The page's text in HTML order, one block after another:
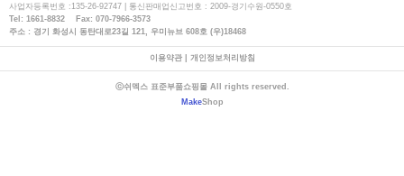
사업자등록번호 :135-26-92747 | 통신판매업신고번호 : 2009-경기수원-0550호
Tel: 1661-8832 Fax: 070-7966-3573
주소 : 경기 화성시 동탄대로23길 121, 우미뉴브 608호 (우)18468
이용약관| 개인정보처리방침
ⓒ쉬멕스 표준부품쇼핑몰 All rights reserved.
MakeShop